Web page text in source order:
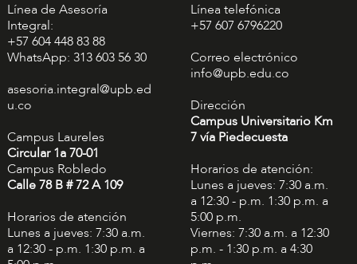
Línea de Asesoría
Integral:
+57 604 448 83 88
WhatsApp: 313 603 56 30
asesoria.integral@upb.ed
u.co
Campus Laureles
Circular 1a 70-01
Campus Robledo
Calle 78 B # 72 A 109
Horarios de atención
Lunes a jueves: 7:30 a.m.
a 12:30 - p.m. 1:30 p.m. a
Línea telefónica
+57 607 6796220
Correo electrónico
info@upb.edu.co
Dirección
Campus Universitario Km
7 vía Piedecuesta
Horarios de atención:
Lunes a jueves: 7:30 a.m.
a 12:30 - p.m. 1:30 p.m. a
5:00 p.m.
Viernes: 7:30 a.m. a 12:30
p.m. - 1:30 p.m. a 4:30